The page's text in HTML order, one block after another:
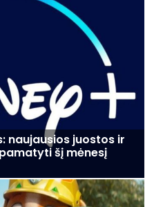
naujausios juostos ir
šį mėnesį